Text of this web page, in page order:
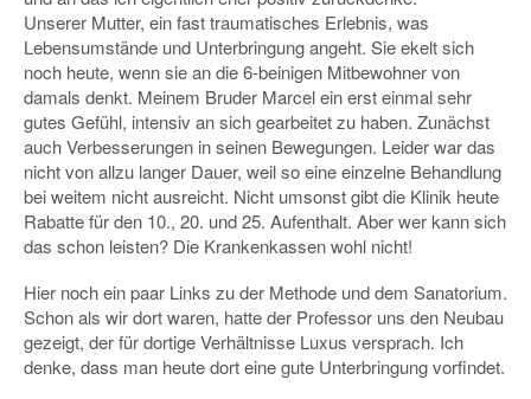
Unserer Mutter, ein fast traumatisches Erlebnis, was
Lebensumstände und Unterbringung angeht. Sie ekelt sich
noch heute, wenn sie an die 6-beinigen Mitbewohner von
damals denkt. Meinem Bruder Marcel ein erst einmal sehr
gutes Gefühl, intensiv an sich gearbeitet zu haben. Zunächst
auch Verbesserungen in seinen Bewegungen. Leider war das
nicht von allzu langer Dauer, weil so eine einzelne Behandlung
bei weitem nicht ausreicht. Nicht umsonst gibt die Klinik heute
Rabatte für den 10., 20. und 25. Aufenthalt. Aber wer kann sich
das schon leisten? Die Krankenkassen wohl nicht!
Hier noch ein paar Links zu der Methode und dem Sanatorium.
Schon als wir dort waren, hatte der Professor uns den Neubau
gezeigt, der für dortige Verhältnisse Luxus versprach. Ich
denke, dass man heute dort eine gute Unterbringung vorfindet.